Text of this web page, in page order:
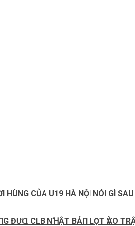
HÙNG CỦA U19 HÀ NỘI NÓI GÌ
ĐƯⱭ CLB NꞪẬТ BẢП LỌТ ѴÀO